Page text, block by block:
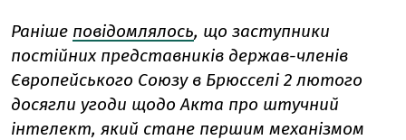
Раніше повідомлялось, що заступники
постійних представників держав-членів
Європейського Союзу в Брюсселі 2 лютого
досягли угоди щодо Акта про штучний
інтелект, який стане першим механізмом